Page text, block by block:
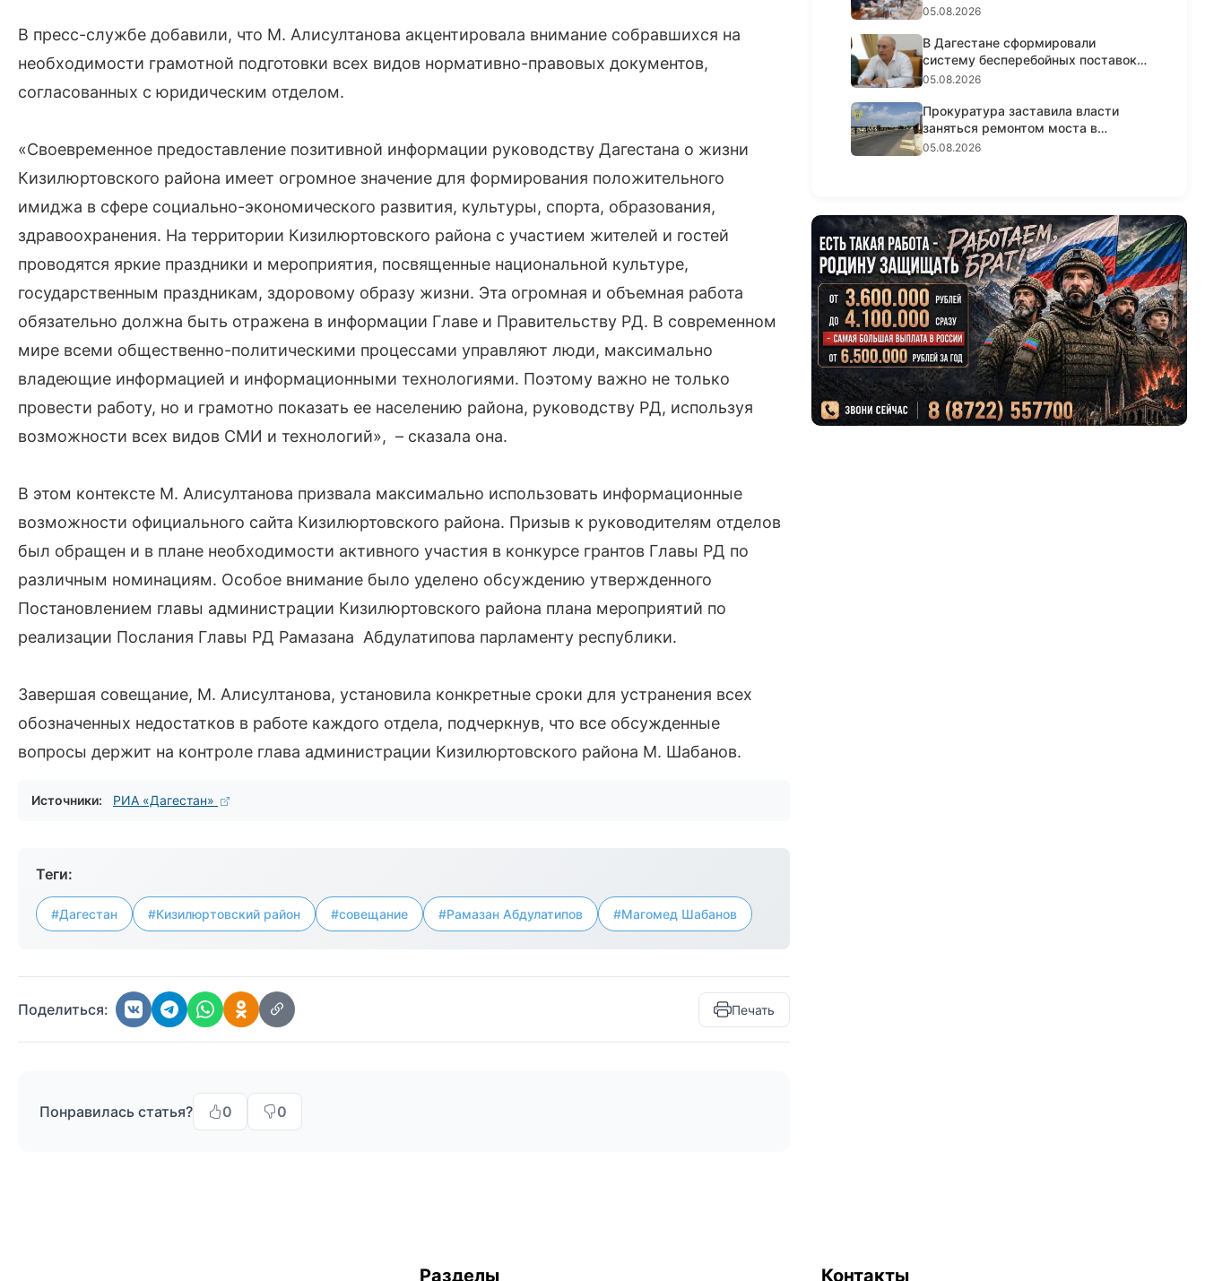
В пресс-службе добавили, что М. Алисултанова акцентировала внимание собравшихся на
необходимости грамотной подготовки всех видов нормативно-правовых документов,
согласованных с юридическим отделом.
«Своевременное предоставление позитивной информации руководству Дагестана о жизни
Кизилюртовского района имеет огромное значение для формирования положительного
имиджа в сфере социально-экономического развития, культуры, спорта, образования,
здравоохранения. На территории Кизилюртовского района с участием жителей и гостей
проводятся яркие праздники и мероприятия, посвященные национальной культуре,
государственным праздникам, здоровому образу жизни. Эта огромная и объемная работа
обязательно должна быть отражена в информации Главе и Правительству РД. В современном
мире всеми общественно-политическими процессами управляют люди, максимально
владеющие информацией и информационными технологиями. Поэтому важно не только
провести работу, но и грамотно показать ее населению района, руководству РД, используя
возможности всех видов СМИ и технологий», – сказала она.
В этом контексте М. Алисултанова призвала максимально использовать информационные
возможности официального сайта Кизилюртовского района. Призыв к руководителям отделов
был обращен и в плане необходимости активного участия в конкурсе грантов Главы РД по
различным номинациям. Особое внимание было уделено обсуждению утвержденного
Постановлением главы администрации Кизилюртовского района плана мероприятий по
реализации Послания Главы РД Рамазана Абдулатипова парламенту республики.
Завершая совещание, М. Алисултанова, установила конкретные сроки для устранения всех
обозначенных недостатков в работе каждого отдела, подчеркнув, что все обсужденные
вопросы держит на контроле глава администрации Кизилюртовского района М. Шабанов.
Источники: РИА «Дагестан»
Теги:
#Дагестан #Кизилюртовский район #совещание #Рамазан Абдулатипов #Магомед Шабанов
Поделиться: Печать
Понравилась статья? 0 0
пассивность н...
05.08.2026
В Дагестане сформировали
систему бесперебойных поставок
топл...
05.08.2026
Прокуратура заставила власти
заняться ремонтом моста в
Кизил...
05.08.2026
Разделы Контакты